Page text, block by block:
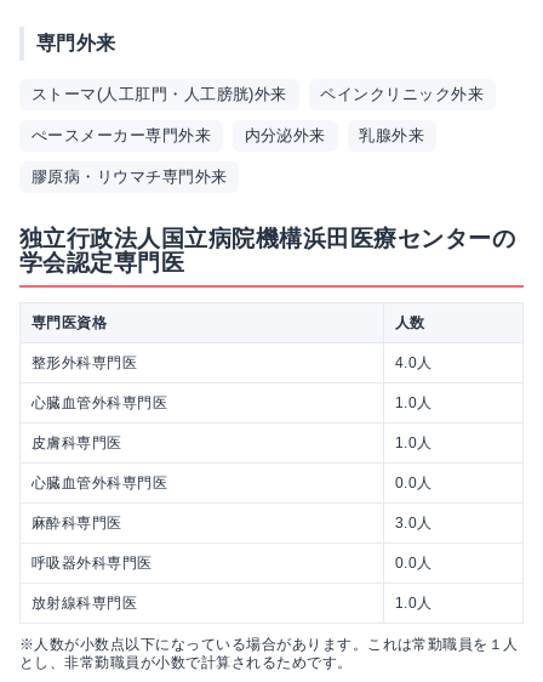
専門外来
ストーマ(人工肛門・人工膀胱)外来 ペインクリニック外来
ぺースメーカー専門外来 内分泌外来 乳腺外来
膠原病・リウマチ専門外来
独立行政法人国立病院機構浜田医療センターの
学会認定専門医
専門医資格 人数
整形外科専門医 4.0人
心臓血管外科専門医 1.0人
皮膚科専門医 1.0人
心臓血管外科専門医 0.0人
麻酔科専門医 3.0人
呼吸器外科専門医 0.0人
放射線科専門医 1.0人
※人数が小数点以下になっている場合があります。これは常勤職員を１人
とし、非常勤職員が小数で計算されるためです。